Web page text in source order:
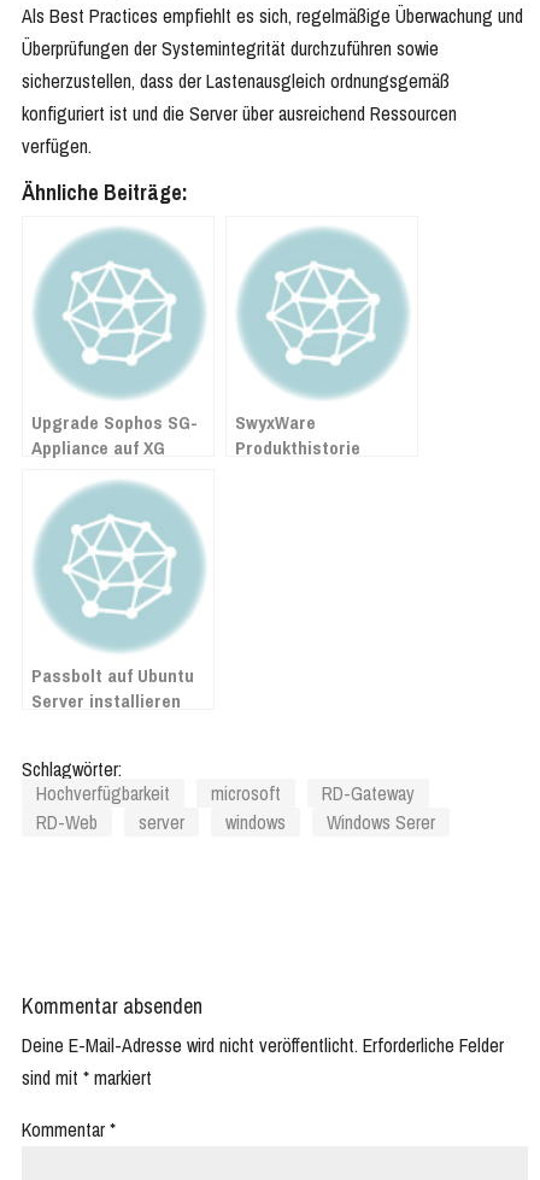
Als Best Practices empfiehlt es sich, regelmäßige Überwachung und
Überprüfungen der Systemintegrität durchzuführen sowie
sicherzustellen, dass der Lastenausgleich ordnungsgemäß
konfiguriert ist und die Server über ausreichend Ressourcen
verfügen.
Ähnliche Beiträge:
Upgrade Sophos SG-
Appliance auf XG
SwyxWare
Produkthistorie
Passbolt auf Ubuntu
Server installieren
Schlagwörter:
Hochverfügbarkeit
microsoft
RD-Gateway
RD-Web
server windows Windows Serer
Kommentar absenden
Deine E-Mail-Adresse wird nicht veröffentlicht. Erforderliche Felder
sind mit *markiert
Kommentar*